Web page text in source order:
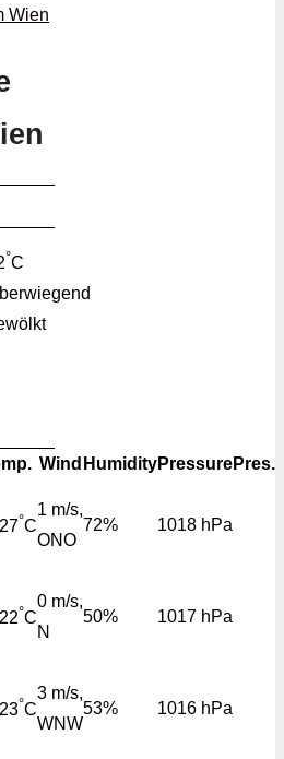
Wien
°C
Wind HumidityPressurePres.
°C
1 m/s,
ONO
72% 1018 hPa
°C
0 m/s,
N
50% 1017 hPa
°C
3 m/s,
WNW
53% 1016 hPa